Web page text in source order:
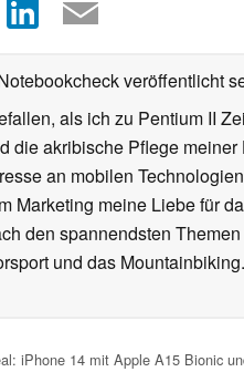
veröffentlicht
als ich zu Pentium II
die akribische Pflege
an mobilen
Marketing meine Liebe für
den spannendsten
und das Mountainbiking.
iPhone 14 mit Apple A15 Bionic